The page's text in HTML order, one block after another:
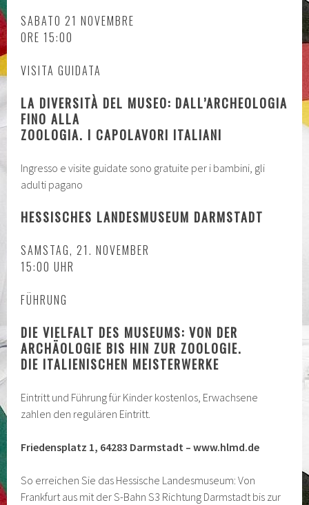
SABATO 21 NOVEMBRE
ORE 15:00
VISITA GUIDATA
LA DIVERSITÀ DEL MUSEO: DALL’ARCHEOLOGIA
FINO ALLA
ZOOLOGIA. I CAPOLAVORI ITALIANI
Ingresso e visite guidate sono gratuite per i bambini, gli
adulti pagano
HESSISCHES LANDESMUSEUM DARMSTADT
SAMSTAG, 21. NOVEMBER
15:00 UHR
FÜHRUNG
DIE VIELFALT DES MUSEUMS: VON DER
ARCHÄOLOGIE BIS HIN ZUR ZOOLOGIE.
DIE ITALIENISCHEN MEISTERWERKE
Eintritt und Führung für Kinder kostenlos, Erwachsene
zahlen den regulären Eintritt.
Friedensplatz 1, 64283 Darmstadt – www.hlmd.de
So erreichen Sie das Hessische Landesmuseum: Von
Frankfurt aus mit der S-Bahn S3 Richtung Darmstadt bis zur